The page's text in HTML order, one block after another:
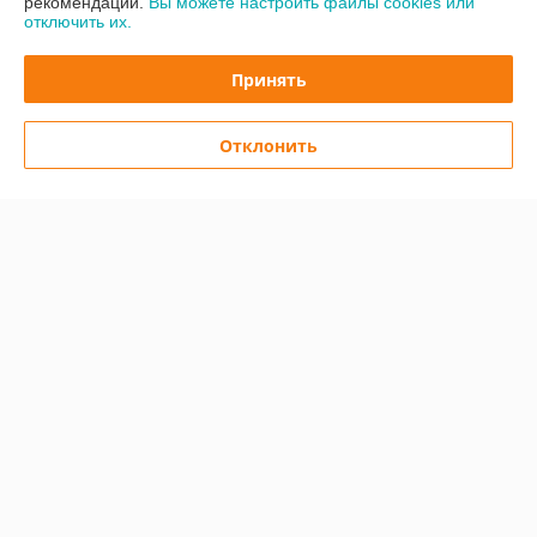
Сайт создан на платформе Deal.by
отключить их.
Принять
Отклонить